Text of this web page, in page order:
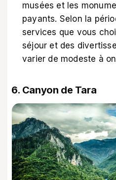
musées et les
payants. Selon la
services que vous
séjour et des
varier de modeste à
6. Canyon de Tara